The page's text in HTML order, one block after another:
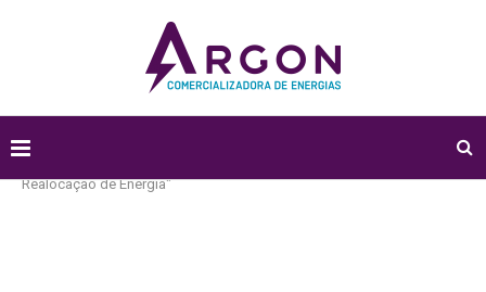
Home
Realocação de Energia"